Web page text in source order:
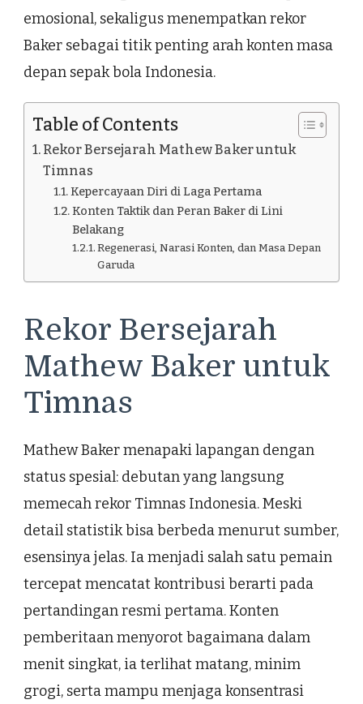
emosional, sekaligus menempatkan rekor
Baker sebagai titik penting arah konten masa
depan sepak bola Indonesia.
Table of Contents
Rekor Bersejarah Mathew Baker untuk
Timnas
Kepercayaan Diri di Laga Pertama
Konten Taktik dan Peran Baker di Lini
Belakang
Regenerasi, Narasi Konten, dan Masa Depan
Garuda
Rekor Bersejarah
Mathew Baker untuk
Timnas
Mathew Baker menapaki lapangan dengan
status spesial: debutan yang langsung
memecah rekor Timnas Indonesia. Meski
detail statistik bisa berbeda menurut sumber,
esensinya jelas. Ia menjadi salah satu pemain
tercepat mencatat kontribusi berarti pada
pertandingan resmi pertama. Konten
pemberitaan menyorot bagaimana dalam
menit singkat, ia terlihat matang, minim
grogi, serta mampu menjaga konsentrasi